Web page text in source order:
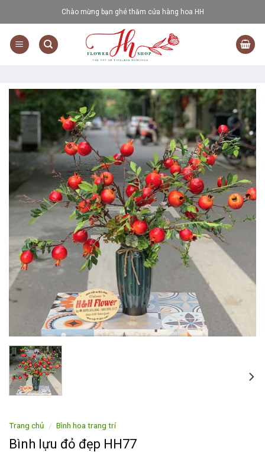
to
content
Chào mừng bạn ghé thăm cửa hàng hoa HH
Trang chủ / Bình hoa trang trí
Bình lựu đỏ đẹp HH77